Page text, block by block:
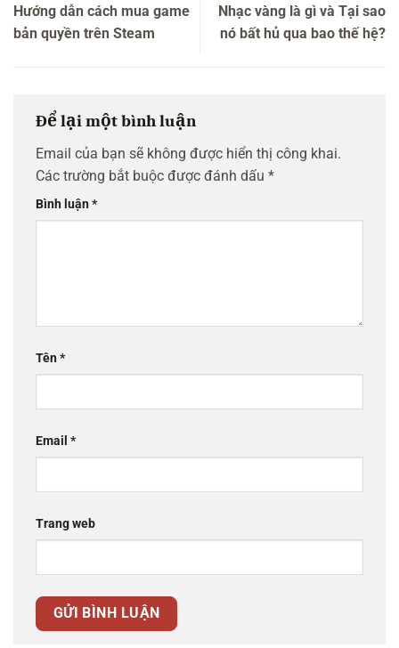
Hướng dẫn cách mua game
bản quyền trên Steam
Nhạc vàng là gì và Tại sao
nó bất hủ qua bao thế hệ?
Để lại một bình luận
Email của bạn sẽ không được hiển thị công khai.
Các trường bắt buộc được đánh dấu *
Bình luận*
Tên*
Email *
Trang web